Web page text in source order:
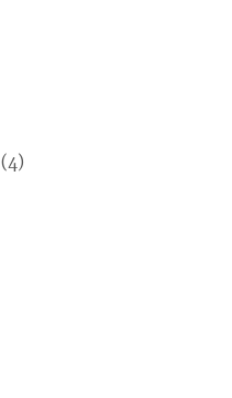
(4)